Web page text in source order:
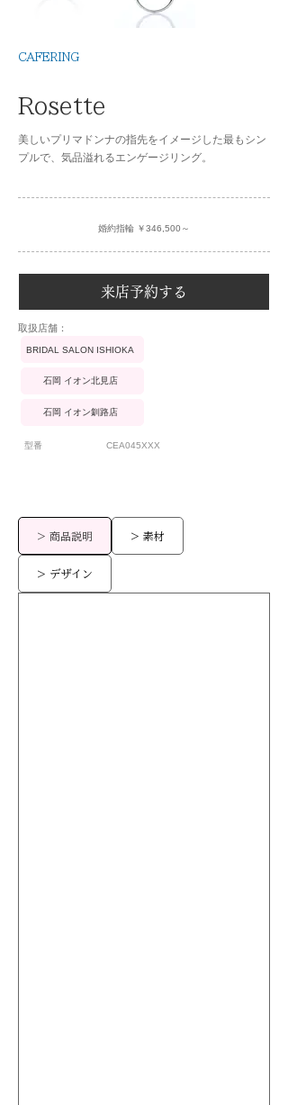
CAFERING
Rosette
美しいプリマドンナの指先をイメージした最もシン
プルで、気品溢れるエンゲージリング。
婚約指輪 ￥346,500～
来店予約する
​取扱店舗：
BRIDAL SALON ISHIOKA
石岡 イオン北見店
石岡 イオン釧路店
型番 CEA045XXX
> 商品説明 > 素材
> デザイン